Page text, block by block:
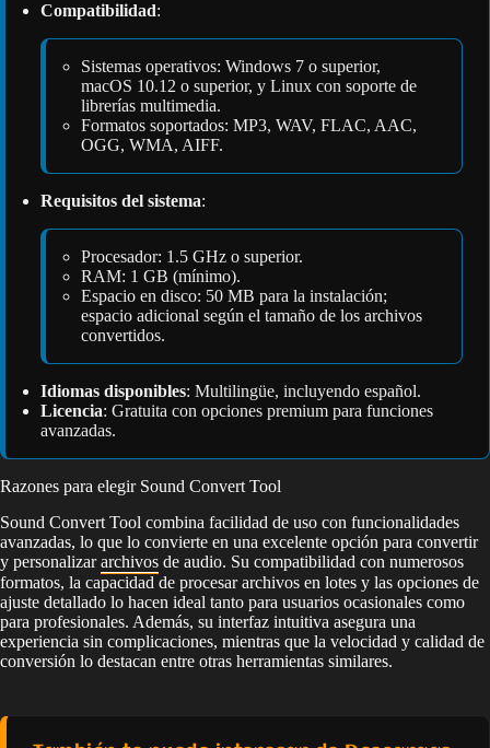
Compatibilidad:
Sistemas operativos: Windows 7 o superior,
macOS 10.12 o superior, y Linux con soporte de
librerías multimedia.
Formatos soportados: MP3, WAV, FLAC, AAC,
OGG, WMA, AIFF.
Requisitos del sistema:
Procesador: 1.5 GHz o superior.
RAM: 1 GB (mínimo).
Espacio en disco: 50 MB para la instalación;
espacio adicional según el tamaño de los archivos
convertidos.
Idiomas disponibles: Multilingüe, incluyendo español.
Licencia: Gratuita con opciones premium para funciones
avanzadas.
Razones para elegir Sound Convert Tool
Sound Convert Tool combina facilidad de uso con funcionalidades
avanzadas, lo que lo convierte en una excelente opción para convertir
y personalizararchivos de audio. Su compatibilidad con numerosos
formatos, la capacidad de procesar archivos en lotes y las opciones de
ajuste detallado lo hacen ideal tanto para usuarios ocasionales como
para profesionales. Además, su interfaz intuitiva asegura una
experiencia sin complicaciones, mientras que la velocidad y calidad de
conversión lo destacan entre otras herramientas similares.